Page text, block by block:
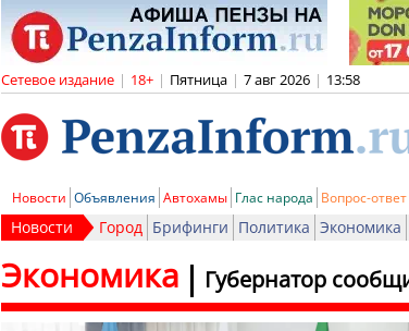
Сетевое издание | 18+ | Пятница | 7 авг 2026 | 13:58
Новости Объявления Автохамы Глас народа Вопрос-ответ
Новости Город Брифинги Политика Экономика
Губернатор
Экономика